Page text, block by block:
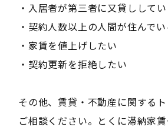
・入居者が第三者に又貸ししてい
・契約人数以上の人間が住んでい
・家賃を値上げしたい
・契約更新を拒絶したい
その他、賃貸・不動産に関する
ご相談ください。とくに滞納家